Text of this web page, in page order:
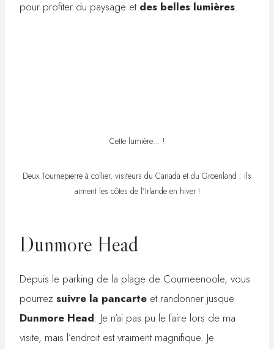
pour profiter du paysage et des belles lumières.
Cette lumière… !
Deux Tournepierre à collier, visiteurs du Canada et du Groenland : ils
aiment les côtes de l’Irlande en hiver !
Dunmore Head
Depuis le parking de la plage de Coumeenoole, vous
pourrez suivre la pancarte et randonner jusque
Dunmore Head. Je n’ai pas pu le faire lors de ma
visite, mais l’endroit est vraiment magnifique. Je